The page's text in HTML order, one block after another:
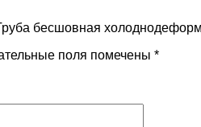
бесшовная
поля помечены *